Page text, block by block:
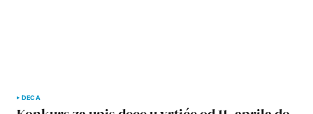
DECA